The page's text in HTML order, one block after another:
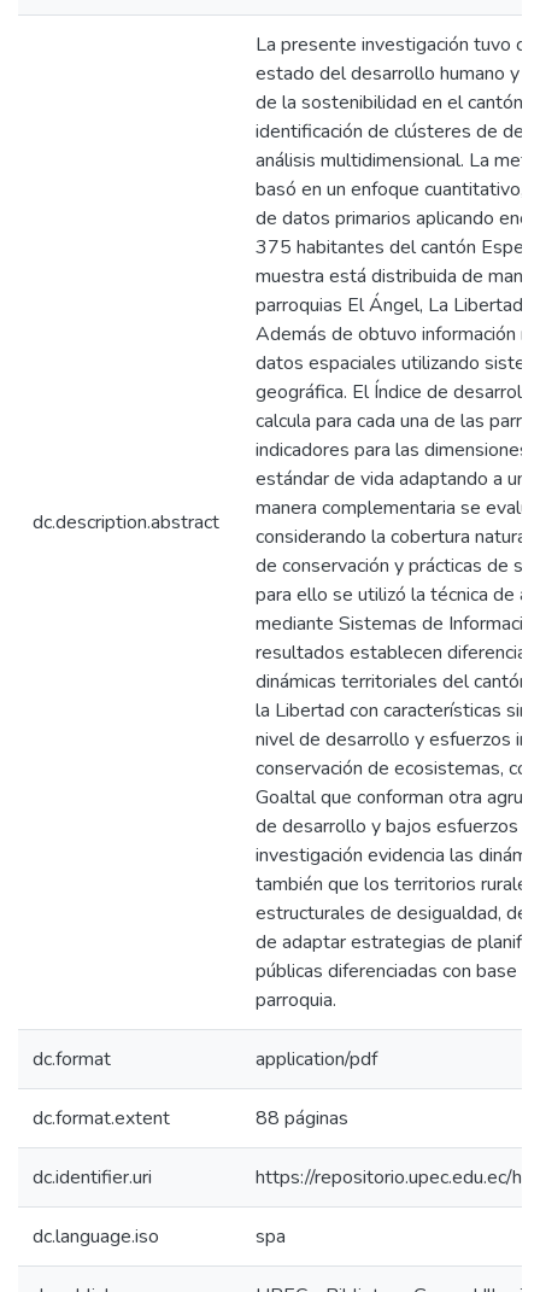
dc.description.abstract
La presente investigación tuvo
estado del desarrollo humano y
de la sostenibilidad en el cantón
identificación de clústeres de
análisis multidimensional. La
basó en un enfoque cuantitativo,
de datos primarios aplicando
375 habitantes del cantón
muestra está distribuida de
parroquias El Ángel, La Libertad,
Además de obtuvo información
datos espaciales utilizando
geográfica. El Índice de
calcula para cada una de las
indicadores para las dimensiones
estándar de vida adaptando a un
manera complementaria se
considerando la cobertura
de conservación y prácticas de
para ello se utilizó la técnica de
mediante Sistemas de
resultados establecen
dinámicas territoriales del
la Libertad con características
nivel de desarrollo y esfuerzos
conservación de ecosistemas,
Goaltal que conforman otra
de desarrollo y bajos esfuerzos
investigación evidencia las
también que los territorios
estructurales de desigualdad,
de adaptar estrategias de
públicas diferenciadas con base
parroquia.
dc.format application/pdf
dc.format.extent 88 páginas
dc.identifier.uri https://repositorio.upec.edu.ec/
dc.language.iso spa